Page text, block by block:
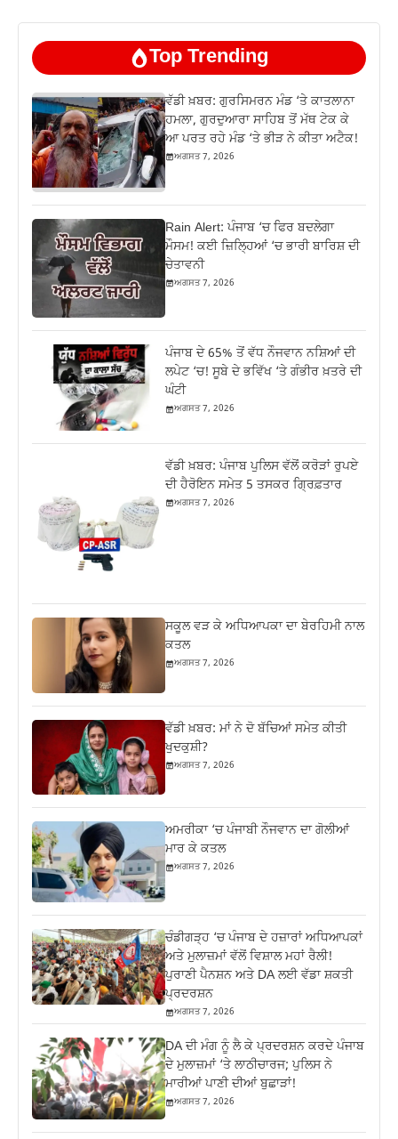
Top Trending
ਵੱਡੀ ਖ਼ਬਰ: ਗੁਰਸਿਮਰਨ ਮੰਡ ‘ਤੇ ਕਾਤਲਾਨਾ
ਹਮਲਾ, ਗੁਰਦੁਆਰਾ ਸਾਹਿਬ ਤੋਂ ਮੱਥ ਟੇਕ ਕੇ
ਆ ਪਰਤ ਰਹੇ ਮੰਡ ‘ਤੇ ਭੀੜ ਨੇ ਕੀਤਾ ਅਟੈਕ!
ਅਗਸਤ 7, 2026
Rain Alert: ਪੰਜਾਬ ‘ਚ ਫਿਰ ਬਦਲੇਗਾ
ਮੌਸਮ! ਕਈ ਜ਼ਿਲ੍ਹਿਆਂ ‘ਚ ਭਾਰੀ ਬਾਰਿਸ਼ ਦੀ
ਚੇਤਾਵਨੀ
ਅਗਸਤ 7, 2026
ਪੰਜਾਬ ਦੇ 65% ਤੋਂ ਵੱਧ ਨੌਜਵਾਨ ਨਸ਼ਿਆਂ ਦੀ
ਲਪੇਟ ‘ਚ! ਸੂਬੇ ਦੇ ਭਵਿੱਖ ‘ਤੇ ਗੰਭੀਰ ਖ਼ਤਰੇ ਦੀ
ਘੰਟੀ
ਅਗਸਤ 7, 2026
ਵੱਡੀ ਖ਼ਬਰ: ਪੰਜਾਬ ਪੁਲਿਸ ਵੱਲੋਂ ਕਰੋੜਾਂ ਰੁਪਏ
ਦੀ ਹੈਰੋਇਨ ਸਮੇਤ 5 ਤਸਕਰ ਗ੍ਰਿਫ਼ਤਾਰ
ਅਗਸਤ 7, 2026
ਸਕੂਲ ਵੜ ਕੇ ਅਧਿਆਪਕਾ ਦਾ ਬੇਰਹਿਮੀ ਨਾਲ
ਕਤਲ
ਅਗਸਤ 7, 2026
ਵੱਡੀ ਖ਼ਬਰ: ਮਾਂ ਨੇ ਦੋ ਬੱਚਿਆਂ ਸਮੇਤ ਕੀਤੀ
ਖੁਦਕੁਸ਼ੀ?
ਅਗਸਤ 7, 2026
ਅਮਰੀਕਾ ‘ਚ ਪੰਜਾਬੀ ਨੌਜਵਾਨ ਦਾ ਗੋਲੀਆਂ
ਮਾਰ ਕੇ ਕਤਲ
ਅਗਸਤ 7, 2026
ਚੰਡੀਗੜ੍ਹ ‘ਚ ਪੰਜਾਬ ਦੇ ਹਜ਼ਾਰਾਂ ਅਧਿਆਪਕਾਂ
ਅਤੇ ਮੁਲਾਜ਼ਮਾਂ ਵੱਲੋਂ ਵਿਸ਼ਾਲ ਮਹਾਂ ਰੈਲੀ!
ਪੁਰਾਣੀ ਪੈਨਸ਼ਨ ਅਤੇ DA ਲਈ ਵੱਡਾ ਸ਼ਕਤੀ
ਪ੍ਰਦਰਸ਼ਨ
ਅਗਸਤ 7, 2026
DA ਦੀ ਮੰਗ ਨੂੰ ਲੈ ਕੇ ਪ੍ਰਦਰਸ਼ਨ ਕਰਦੇ ਪੰਜਾਬ
ਦੇ ਮੁਲਾਜ਼ਮਾਂ ‘ਤੇ ਲਾਠੀਚਾਰਜ; ਪੁਲਿਸ ਨੇ
ਮਾਰੀਆਂ ਪਾਣੀ ਦੀਆਂ ਬੁਛਾੜਾਂ!
ਅਗਸਤ 7, 2026